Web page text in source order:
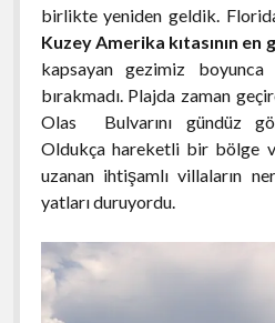
birlikte yeniden geldik.
Kuzey Amerika kıtasının en
kapsayan gezimiz
bırakmadı. Plajda zaman
Olas Bulvarını gündüz
Oldukça hareketli bir bölge
uzanan ihtişamlı villaların
yatları duruyordu.